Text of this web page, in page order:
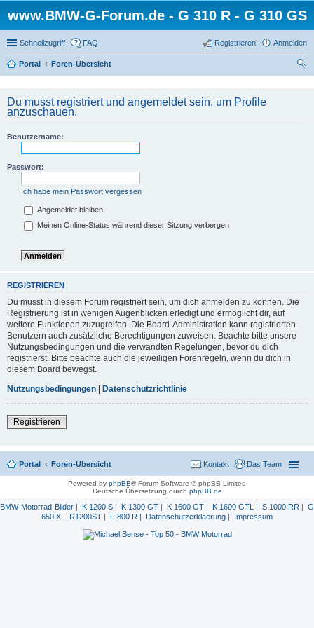
www.BMW-G-Forum.de - G 310 R - G 310 GS
Schnellzugriff FAQ Anmelden
Registrieren
Portal
Foren-Übersicht
Du musst registriert und angemeldet sein, um Profile
anzuschauen.
Benutzername:
Passwort:
Ich habe mein Passwort vergessen
Angemeldet bleiben
Meinen Online-Status während dieser Sitzung verbergen
REGISTRIEREN
Du musst in diesem Forum registriert sein, um dich anmelden zu können. Die
Registrierung ist in wenigen Augenblicken erledigt und ermöglicht dir, auf
weitere Funktionen zuzugreifen. Die Board-Administration kann registrierten
Benutzern auch zusätzliche Berechtigungen zuweisen. Beachte bitte unsere
Nutzungsbedingungen und die verwandten Regelungen, bevor du dich
registrierst. Bitte beachte auch die jeweiligen Forenregeln, wenn du dich in
diesem Board bewegst.
Nutzungsbedingungen | Datenschutzrichtlinie
Registrieren
Portal Foren-Übersicht Das Team
Kontakt
Powered by phpBB® Forum Software © phpBB Limited
Deutsche Übersetzung durch phpBB.de
BMW-Motorrad-Bilder | K 1200 S | K 1300 GT | K 1600 GT | K 1600 GTL | S 1000 RR | G
650 X | R1200ST | F 800 R | Datenschutzerklaerung | Impressum